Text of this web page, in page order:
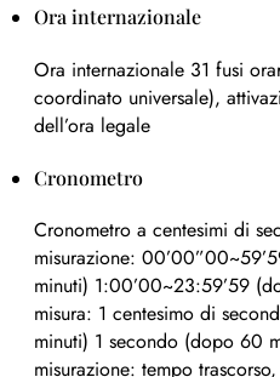
Ora internazionale
Ora internazionale 31 fusi
coordinato universale),
dell’ora legale
Cronometro
Cronometro a centesimi di
misurazione:
minuti) 1:00’00~23:59’59
misura: 1 centesimo di
minuti) 1 secondo (dopo 60
misurazione: tempo